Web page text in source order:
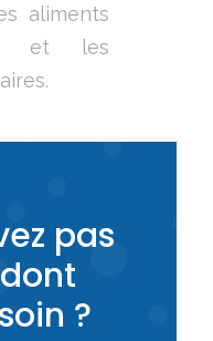
aliments
et les
pas
?